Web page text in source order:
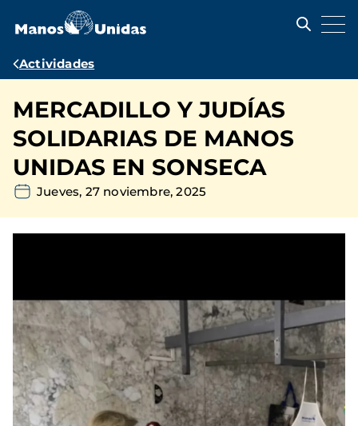
contenido
Ruta
navegación
Actividades
MERCADILLO Y JUDÍAS
SOLIDARIAS DE MANOS
UNIDAS EN SONSECA
Jueves, 27 noviembre, 2025